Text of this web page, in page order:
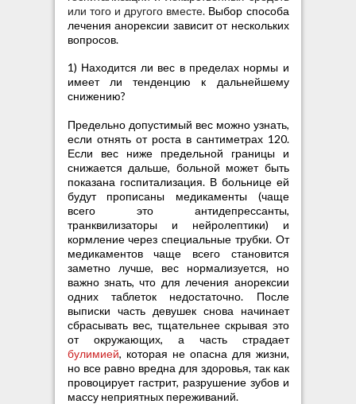
и
Л
е
а
н
о
р
е
к
с
или того и другого вместе. Выбор способа
лечения анорексии зависит от нескольких
вопросов.
1) Находится ли вес в пределах нормы и
имеет ли тенденцию к дальнейшему
снижению?
Предельно допустимый вес можно узнать,
если отнять от роста в сантиметрах 120.
Если вес ниже предельной границы и
снижается дальше, больной может быть
показана госпитализация. В больнице ей
будут прописаны медикаменты (чаще
всего это антидепрессанты,
транквилизаторы и нейролептики) и
кормление через специальные трубки. От
медикаментов чаще всего становится
заметно лучше, вес нормализуется, но
важно знать, что для лечения анорексии
одних таблеток недостаточно. После
выписки часть девушек снова начинает
сбрасывать вес, тщательнее скрывая это
от окружающих, а часть страдает
булимией, которая не опасна для жизни,
но все равно вредна для здоровья, так как
провоцирует гастрит, разрушение зубов и
массу неприятных переживаний.